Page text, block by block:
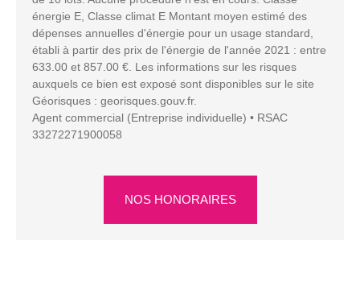
énergie E, Classe climat E Montant moyen estimé des
dépenses annuelles d'énergie pour un usage standard,
établi à partir des prix de l'énergie de l'année 2021 : entre
633.00 et 857.00 €. Les informations sur les risques
auxquels ce bien est exposé sont disponibles sur le site
Géorisques : georisques.gouv.fr.
Agent commercial (Entreprise individuelle) • RSAC
33272271900058
NOS HONORAIRES